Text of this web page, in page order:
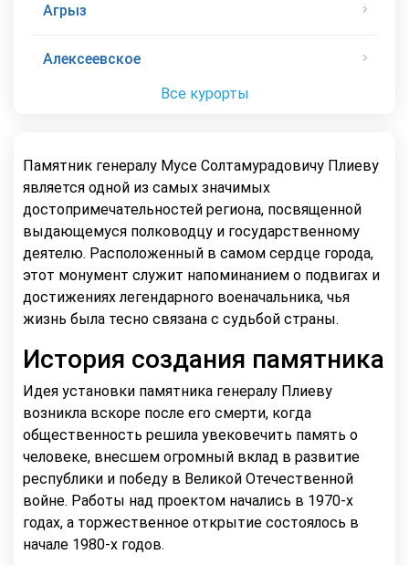
Агрыз
Алексеевское
Все курорты
Памятник генералу Мусе Солтамурадовичу Плиеву
является одной из самых значимых
достопримечательностей региона, посвященной
выдающемуся полководцу и государственному
деятелю. Расположенный в самом сердце города,
этот монумент служит напоминанием о подвигах и
достижениях легендарного военачальника, чья
жизнь была тесно связана с судьбой страны.
История создания памятника
Идея установки памятника генералу Плиеву
возникла вскоре после его смерти, когда
общественность решила увековечить память о
человеке, внесшем огромный вклад в развитие
республики и победу в Великой Отечественной
войне. Работы над проектом начались в 1970-х
годах, а торжественное открытие состоялось в
начале 1980-х годов.